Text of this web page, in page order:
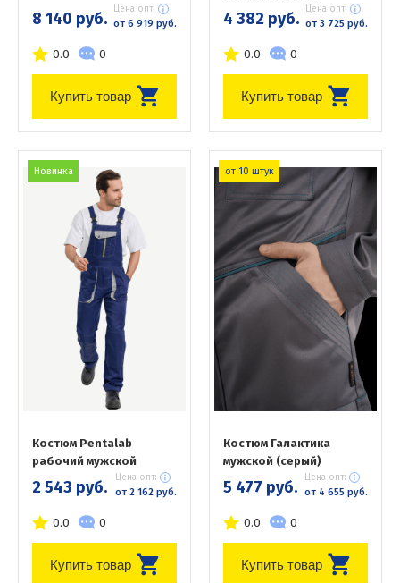
8 140 руб. Цена опт:
от 6 919 руб.
0.0 0
Купить товар
4 382 руб. Цена опт:
от 3 725 руб.
0.0 0
Купить товар
Новинка
Костюм Pentalab
рабочий мужской
2 543 руб. Цена опт:
от 2 162 руб.
0.0 0
Купить товар
от 10 штук
Костюм Галактика
мужской (серый)
5 477 руб. Цена опт:
от 4 655 руб.
0.0 0
Купить товар